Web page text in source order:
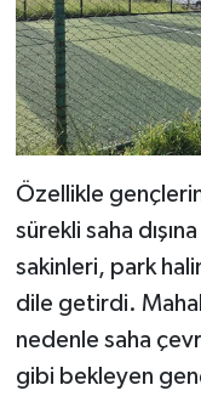
Özellikle
sürekli saha
sakinleri, park
dile getirdi.
nedenle saha
gibi bekleyen